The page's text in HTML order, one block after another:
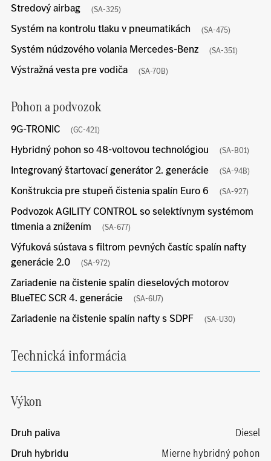
Stredový airbag (SA-325)
Systém na kontrolu tlaku v pneumatikách (SA-475)
Systém núdzového volania Mercedes-Benz (SA-351)
Výstražná vesta pre vodiča (SA-70B)
Pohon a podvozok
9G-TRONIC (GC-421)
Hybridný pohon so 48-voltovou technológiou (SA-B01)
Integrovaný štartovací generátor 2. generácie (SA-94B)
Konštrukcia pre stupeň čistenia spalín Euro 6 (SA-927)
Podvozok AGILITY CONTROL so selektívnym systémom
tlmenia a znížením
(SA-677)
Výfuková sústava s filtrom pevných častíc spalín nafty
generácie 2.0
(SA-972)
Zariadenie na čistenie spalín dieselových motorov
BlueTEC SCR 4. generácie
(SA-6U7)
Zariadenie na čistenie spalín nafty s SDPF (SA-U30)
Technická informácia
Výkon
Druh paliva
Diesel
Druh hybridu
Mierne hybridný pohon